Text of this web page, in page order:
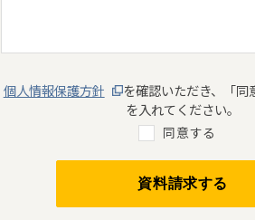
個人情報保護方針
を確認いただき、「同
を入れてください。
同意する